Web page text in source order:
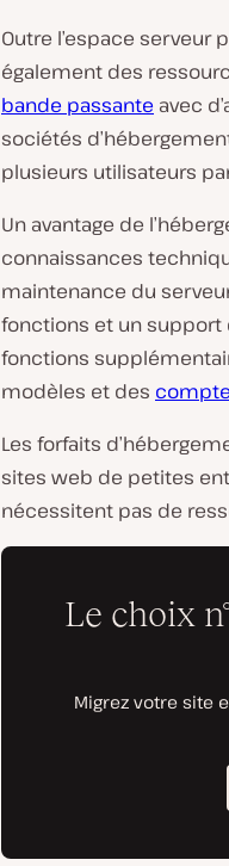
Outre l’espace serveur
également des
bande passante avec
sociétés
plusieurs utilisateurs
Un avantage de
connaissances
maintenance du
fonctions et un support
fonctions
modèles et des
Les forfaits
sites web de petites
nécessitent pas de